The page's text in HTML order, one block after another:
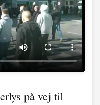
på vej til